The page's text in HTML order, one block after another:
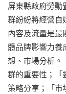
屏東縣政府勞動
群紛紛將經營自
內容及流量是最
體品牌影響力養
想、市場分析。
群的重要性；「
策略分享；「市